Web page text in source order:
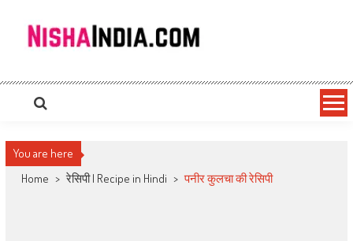
Nishaindia.com
You are here
Home > रेसिपी | Recipe in Hindi > पनीर कुलचा की रेसिपी